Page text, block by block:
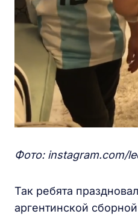
Фото: instagram.com/
Так ребята
аргентинской